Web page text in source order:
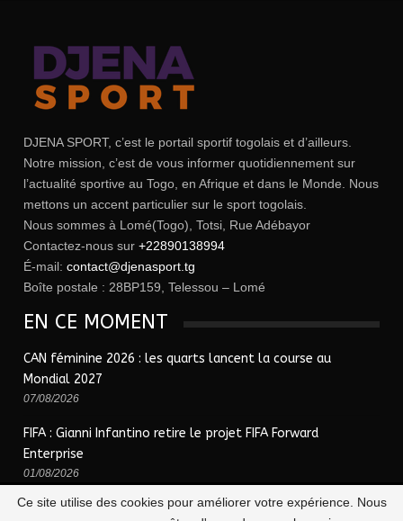
DJENA SPORT, c’est le portail sportif togolais et d’ailleurs.
Notre mission, c’est de vous informer quotidiennement sur
l’actualité sportive au Togo, en Afrique et dans le Monde. Nous
mettons un accent particulier sur le sport togolais.
Nous sommes à Lomé(Togo), Totsi, Rue Adébayor
Contactez-nous sur +22890138994
É-mail: contact@djenasport.tg
Boîte postale : 28BP159, Telessou – Lomé
EN CE MOMENT
CAN féminine 2026 : les quarts lancent la course au
Mondial 2027
07/08/2026
FIFA : Gianni Infantino retire le projet FIFA Forward
Enterprise
01/08/2026
Ce site utilise des cookies pour améliorer votre expérience. Nous